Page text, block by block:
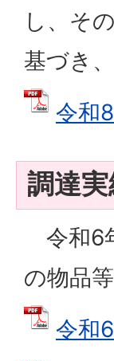
し、そ
基づき
令和
調達
令和6
の物品
令和